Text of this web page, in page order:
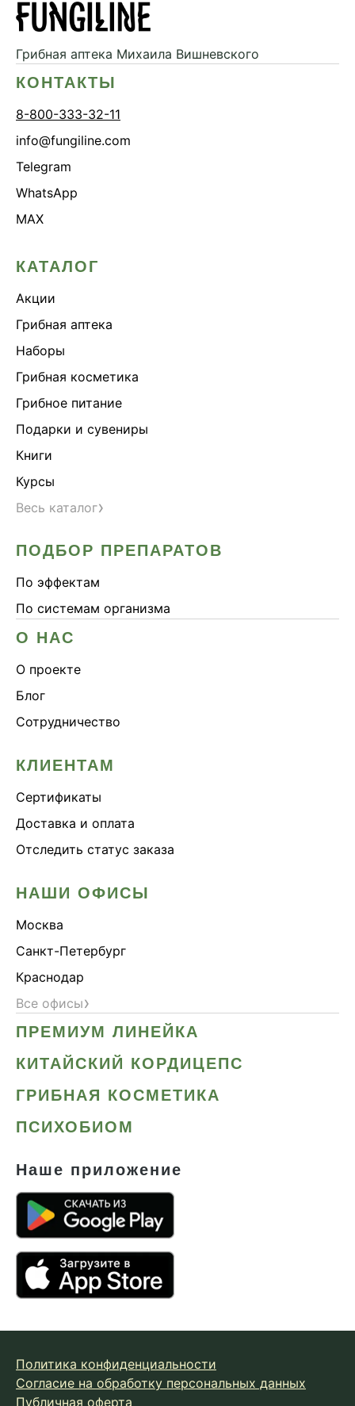
Грибная аптека Михаила Вишневского
КОНТАКТЫ
8-800-333-32-11
info@fungiline.com
Telegram
WhatsApp
MAX
КАТАЛОГ
Акции
Грибная аптека
Наборы
Грибная косметика
Грибное питание
Подарки и сувениры
Книги
Курсы
Весь каталог›
ПОДБОР ПРЕПАРАТОВ
По эффектам
По системам организма
О НАС
О проекте
Блог
Сотрудничество
КЛИЕНТАМ
Сертификаты
Доставка и оплата
Отследить статус заказа
НАШИ ОФИСЫ
Москва
Санкт-Петербург
Краснодар
Все офисы›
ПРЕМИУМ ЛИНЕЙКА
КИТАЙСКИЙ КОРДИЦЕПС
ГРИБНАЯ КОСМЕТИКА
ПСИХОБИОМ
Наше приложение
Политика конфиденциальности
Согласие на обработку персональных данных
Публичная оферта